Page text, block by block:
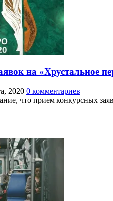
на «Хрустальное
2020 0 комментариев
что прием конкурсных